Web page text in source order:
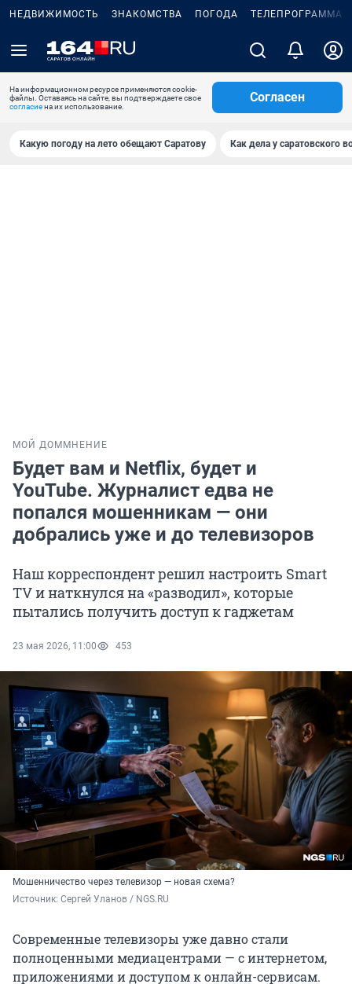
НЕДВИЖИМОСТЬ ЗНАКОМСТВА ПОГОДА ТЕЛЕПРОГРАММА
На информационном ресурсе применяются cookie-
файлы. Оставаясь на сайте, вы подтверждаете свое
согласиена их использование.
Согласен
Какую погоду на лето обещают Саратову Как дела у саратовского
МОЙ ДОМ МНЕНИЕ
Будет вам и Netflix, будет и
YouTube. Журналист едва не
попался мошенникам — они
добрались уже и до телевизоров
Наш корреспондент решил настроить Smart
TV и наткнулся на «разводил», которые
пытались получить доступ к гаджетам
23 мая 2026, 11:00 453
Мошенничество через телевизор — новая схема?
Источник: Сергей Уланов / NGS.RU
Современные телевизоры уже давно стали
полноценными медиацентрами — с интернетом,
приложениями и доступом к онлайн-сервисам.